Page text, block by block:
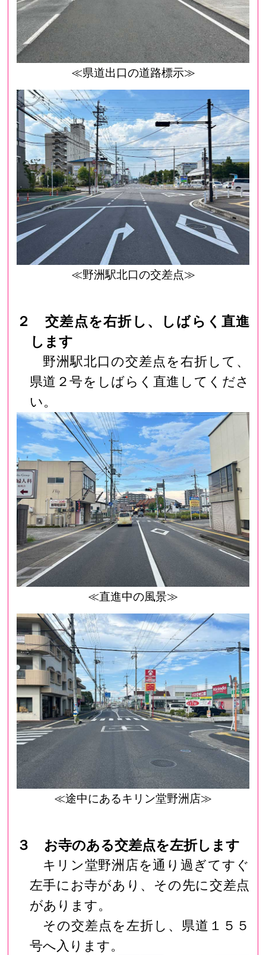
≪県道出口の道路標示≫
≪野洲駅北口の交差点≫
２ 交差点を右折し、しばらく直進
します
野洲駅北口の交差点を右折して、
県道２号をしばらく直進してくださ
い。
≪直進中の風景≫
≪途中にあるキリン堂野洲店≫
３ お寺のある交差点を左折します
キリン堂野洲店を通り過ぎてすぐ
左手にお寺があり、その先に交差点
があります。
その交差点を左折し、県道１５５
号へ入ります。